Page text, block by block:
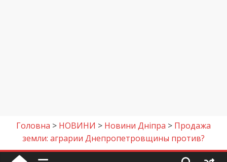
Головна > НОВИНИ > Новини Дніпра > Продажа
земли: аграрии Днепропетровщины против?